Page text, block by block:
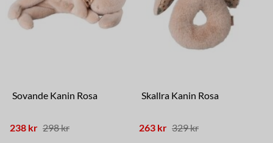
Sovande Kanin Rosa
238 kr 298 kr
Skallra Kanin Rosa
263 kr 329 kr